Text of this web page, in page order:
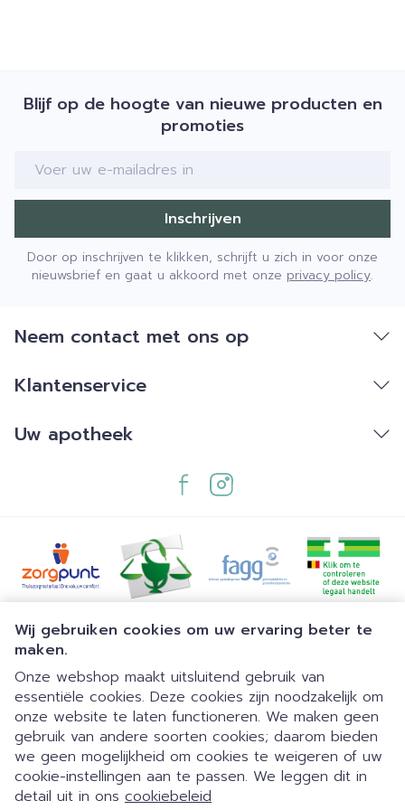
Wij gebruiken cookies om uw ervaring beter te
maken.
Onze webshop maakt uitsluitend gebruik van
essentiële cookies. Deze cookies zijn noodzakelijk om
onze website te laten functioneren. We maken geen
gebruik van andere soorten cookies; daarom bieden
we geen mogelijkheid om cookies te weigeren of uw
cookie-instellingen aan te passen. We leggen dit in
detail uit in ons cookiebeleid
Bij onvakkundig gebruik en eigenmachtig
aangebrachte veranderingen vervalt elke
Blijf op de hoogte van nieuwe producten en
promoties
E-mail adres
Inschrijven
Door op inschrijven te klikken, schrijft u zich in voor onze
nieuwsbrief en gaat u akkoord met onze privacy policy.
Neem contact met ons op
Klantenservice
Uw apotheek
Juridische links